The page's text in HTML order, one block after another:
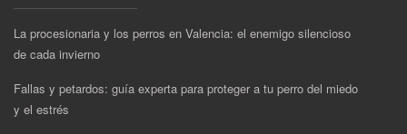
La procesionaria y los perros en Valencia: el enemigo silencioso
de cada invierno
Fallas y petardos: guía experta para proteger a tu perro del miedo
y el estrés